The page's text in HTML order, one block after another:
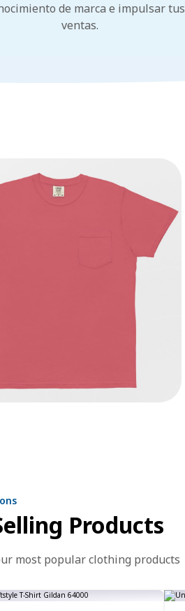
de marca e impulsar tus
ventas.
Products
most popular clothing products